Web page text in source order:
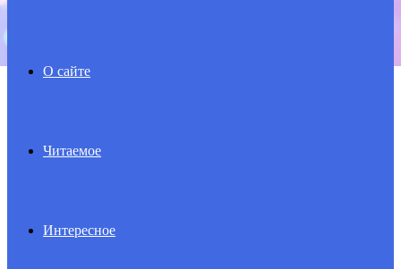
О сайте
Читаемое
Интересное